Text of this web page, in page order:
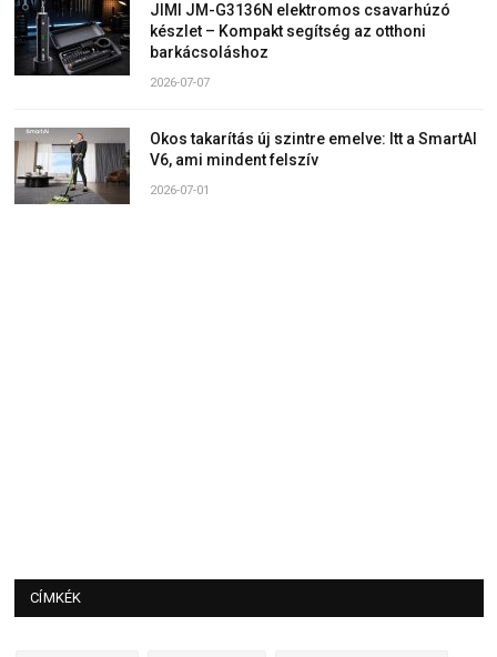
JIMI JM-G3136N elektromos csavarhúzó
készlet – Kompakt segítség az otthoni
barkácsoláshoz
2026-07-07
Okos takarítás új szintre emelve: Itt a SmartAI
V6, ami mindent felszív
2026-07-01
CÍMKÉK